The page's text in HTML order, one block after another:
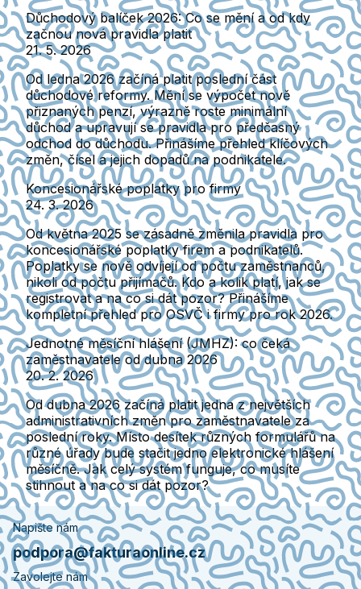
Důchodový balíček 2026: Co se mění a od kdy
začnou nová pravidla platit
21. 5. 2026
Od ledna 2026 začíná platit poslední část
důchodové reformy. Mění se výpočet nově
přiznaných penzí, výrazně roste minimální
důchod a upravují se pravidla pro předčasný
odchod do důchodu. Přinášíme přehled klíčových
změn, čísel a jejich dopadů na podnikatele.
Koncesionářské poplatky pro firmy
24. 3. 2026
Od května 2025 se zásadně změnila pravidla pro
koncesionářské poplatky firem a podnikatelů.
Poplatky se nově odvíjejí od počtu zaměstnanců,
nikoli od počtu přijímačů. Kdo a kolik platí, jak se
registrovat a na co si dát pozor? Přinášíme
kompletní přehled pro OSVČ i firmy pro rok 2026.
Jednotné měsíční hlášení (JMHZ): co čeká
zaměstnavatele od dubna 2026
20. 2. 2026
Od dubna 2026 začíná platit jedna z největších
administrativních změn pro zaměstnavatele za
poslední roky. Místo desítek různých formulářů na
různé úřady bude stačit jedno elektronické hlášení
měsíčně. Jak celý systém funguje, co musíte
stihnout a na co si dát pozor?
Napište nám
podpora@fakturaonline.cz
Zavolejte nám